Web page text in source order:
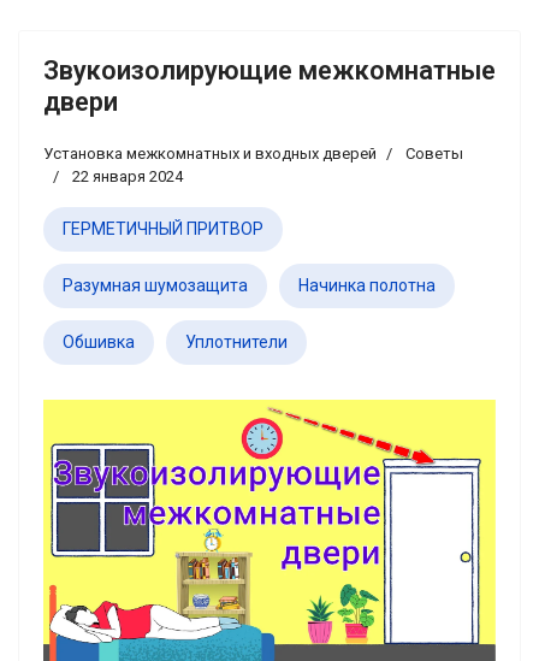
Звукоизолирующие межкомнатные
двери
Установка межкомнатных и входных дверей
Советы
22 января 2024
ГЕРМЕТИЧНЫЙ ПРИТВОР
Разумная шумозащита Начинка полотна
Обшивка Уплотнители